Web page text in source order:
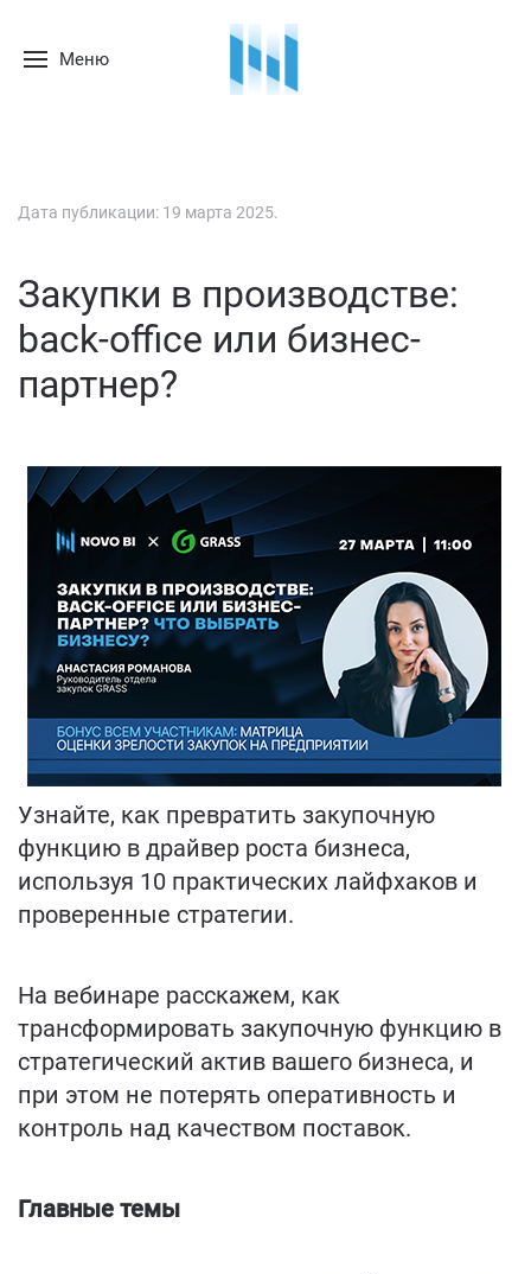
Меню
Дата публикации: 19 марта 2025.
Закупки в производстве:
back-office или бизнес-
партнер?
Узнайте, как превратить закупочную
функцию в драйвер роста бизнеса,
используя 10 практических лайфхаков и
проверенные стратегии.
На вебинаре расскажем, как
трансформировать закупочную функцию в
стратегический актив вашего бизнеса, и
при этом не потерять оперативность и
контроль над качеством поставок.
Главные темы